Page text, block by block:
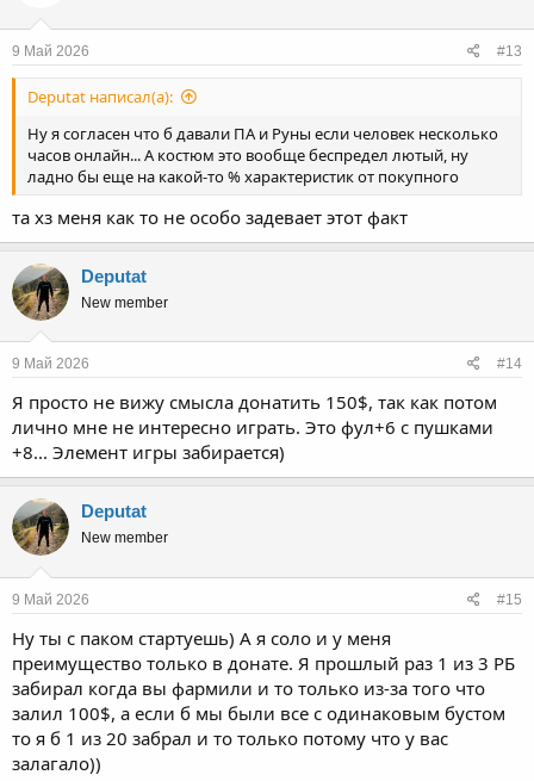
9 Май 2026 #13
Deputat написал(а):
Ну я согласен что б давали ПА и Руны если человек несколько
часов онлайн... А костюм это вообще беспредел лютый, ну
ладно бы еще на какой-то % характеристик от покупного
та хз меня как то не особо задевает этот факт
Deputat
New member
9 Май 2026 #14
Я просто не вижу смысла донатить 150$, так как потом
лично мне не интересно играть. Это фул+6 с пушками
+8... Элемент игры забирается)
Deputat
New member
9 Май 2026 #15
Ну ты с паком стартуешь) А я соло и у меня
преимущество только в донате. Я прошлый раз 1 из 3 РБ
забирал когда вы фармили и то только из-за того что
залил 100$, а если б мы были все с одинаковым бустом
то я б 1 из 20 забрал и то только потому что у вас
залагало))